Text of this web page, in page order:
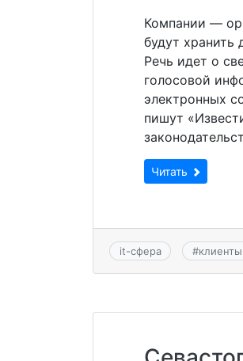
Компании —
будут хранить
Речь идет о
голосовой
электронных
пишут
Читать
it-сфера #клиенты